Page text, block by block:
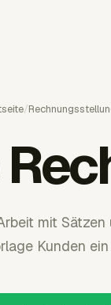
/
mit
Kunden